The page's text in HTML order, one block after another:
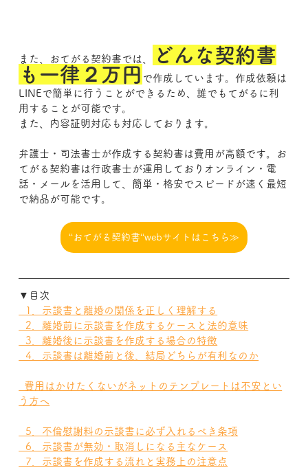
また、おてがる契約書では、
どんな契約書
も一律２万円 で作成しています。作成依頼は
LINEで簡単に行うことができるため、誰でもてがるに利
用することが可能です。
また、内容証明対応も対応しております。
弁護士・司法書士が作成する契約書は費用が高額です。お
てがる契約書は行政書士が運用しておりオンライン・電
話・メールを活用して、簡単・格安でスピードが速く最短
で納品が可能です。
‘‘おてがる契約書‘‘webサイトはこちら≫
▼目次
1．示談書と離婚の関係を正しく理解する
2．離婚前に示談書を作成するケースと法的意味
3．離婚後に示談書を作成する場合の特徴
4．示談書は離婚前と後、結局どちらが有利なのか
費用はかけたくないがネットのテンプレートは不安とい
う方へ
5．不倫慰謝料の示談書に必ず入れるべき条項
6．示談書が無効・取消しになる主なケース
7．示談書を作成する流れと実務上の注意点